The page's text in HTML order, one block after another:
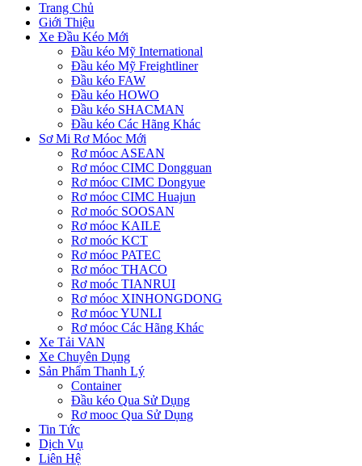
Trang Chủ
Giới Thiệu
Xe Đầu Kéo Mới
Đầu kéo Mỹ International
Đầu kéo Mỹ Freightliner
Đầu kéo FAW
Đầu kéo HOWO
Đầu kéo SHACMAN
Đầu kéo Các Hãng Khác
Sơ Mi Rơ Móoc Mới
Rơ móoc ASEAN
Rơ móoc CIMC Dongguan
Rơ móoc CIMC Dongyue
Rơ móoc CIMC Huajun
Rơ moóc SOOSAN
Rơ móoc KAILE
Rơ moóc KCT
Rơ móoc PATEC
Rơ móoc THACO
Rơ moóc TIANRUI
Rơ móoc XINHONGDONG
Rơ móoc YUNLI
Rơ móoc Các Hãng Khác
Xe Tải VAN
Xe Chuyên Dụng
Sản Phẩm Thanh Lý
Container
Đầu kéo Qua Sử Dụng
Rơ mooc Qua Sử Dụng
Tin Tức
Dịch Vụ
Liên Hệ